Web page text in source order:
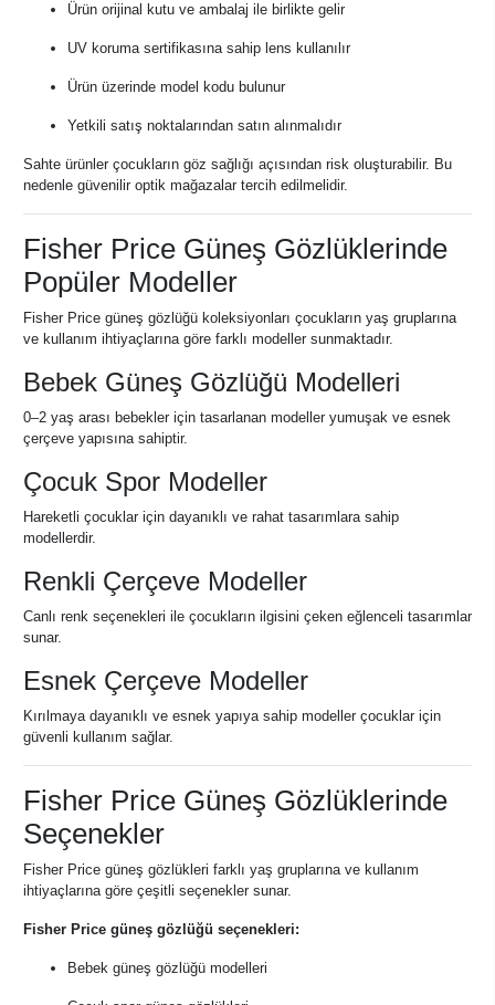
Ürün orijinal kutu ve ambalaj ile birlikte gelir
UV koruma sertifikasına sahip lens kullanılır
Ürün üzerinde model kodu bulunur
Yetkili satış noktalarından satın alınmalıdır
Sahte ürünler çocukların göz sağlığı açısından risk oluşturabilir. Bu
nedenle güvenilir optik mağazalar tercih edilmelidir.
Fisher Price Güneş Gözlüklerinde
Popüler Modeller
Fisher Price güneş gözlüğü koleksiyonları çocukların yaş gruplarına
ve kullanım ihtiyaçlarına göre farklı modeller sunmaktadır.
Bebek Güneş Gözlüğü Modelleri
0–2 yaş arası bebekler için tasarlanan modeller yumuşak ve esnek
çerçeve yapısına sahiptir.
Çocuk Spor Modeller
Hareketli çocuklar için dayanıklı ve rahat tasarımlara sahip
modellerdir.
Renkli Çerçeve Modeller
Canlı renk seçenekleri ile çocukların ilgisini çeken eğlenceli tasarımlar
sunar.
Esnek Çerçeve Modeller
Kırılmaya dayanıklı ve esnek yapıya sahip modeller çocuklar için
güvenli kullanım sağlar.
Fisher Price Güneş Gözlüklerinde
Seçenekler
Fisher Price güneş gözlükleri farklı yaş gruplarına ve kullanım
ihtiyaçlarına göre çeşitli seçenekler sunar.
Fisher Price güneş gözlüğü seçenekleri:
Bebek güneş gözlüğü modelleri